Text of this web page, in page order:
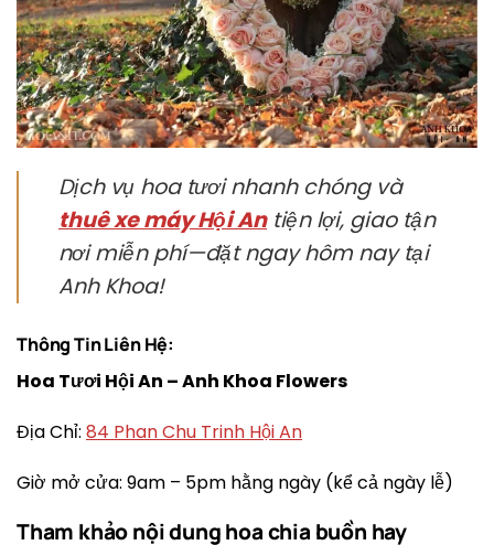
Dịch vụ hoa tươi nhanh chóng và
thuê xe máy Hội Antiện lợi, giao tận
nơi miễn phí—đặt ngay hôm nay tại
Anh Khoa!
Thông Tin Liên Hệ:
Hoa Tươi Hội An – Anh Khoa Flowers
Địa Chỉ: 84 Phan Chu Trinh Hội An
Giờ mở cửa: 9am – 5pm hằng ngày (kể cả ngày lễ)
Tham khảo nội dung hoa chia buồn hay